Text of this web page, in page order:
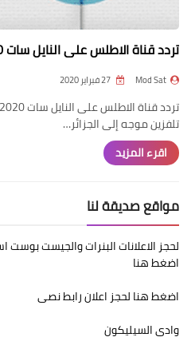
تردد قناة الاطلس على النايل سات 2020
Mod Sat
تلفزين موجه إلى الجزائر…
اقرء المزيد
مواقع صديقة لنا
اضغط هنا
اضغط هنا لحجز اعلان رابط نصى
وادي السيليكون